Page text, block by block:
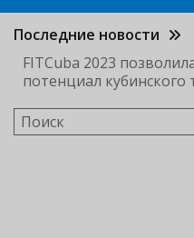
Последние новости
FITCuba 2023
потенциал кубинского
Поиск